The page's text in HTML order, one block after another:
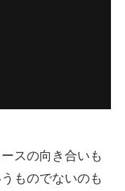
スの向き合いも
ものでないのも